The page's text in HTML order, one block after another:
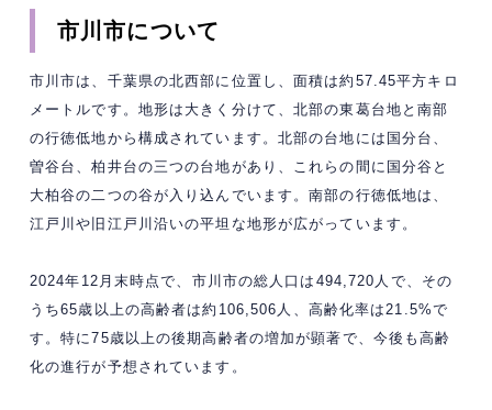
市川市について
市川市は、千葉県の北西部に位置し、面積は約57.45平方キロ
メートルです。地形は大きく分けて、北部の東葛台地と南部
の行徳低地から構成されています。北部の台地には国分台、
曽谷台、柏井台の三つの台地があり、これらの間に国分谷と
大柏谷の二つの谷が入り込んでいます。南部の行徳低地は、
江戸川や旧江戸川沿いの平坦な地形が広がっています。
2024年12月末時点で、市川市の総人口は494,720人で、その
うち65歳以上の高齢者は約106,506人、高齢化率は21.5%で
す。特に75歳以上の後期高齢者の増加が顕著で、今後も高齢
化の進行が予想されています。